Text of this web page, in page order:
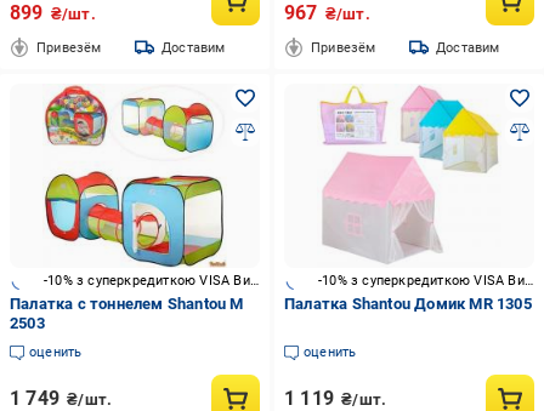
899 ₴/шт.
Привезём Доставим
967 ₴/шт.
Привезём Доставим
-10% з суперкредиткою VISA Вигода
Палатка с тоннелем Shantou M
2503
оценить
1 749 ₴/шт.
-10% з суперкредиткою VISA Вигода
Палатка Shantou Домик MR 1305
оценить
1 119 ₴/шт.